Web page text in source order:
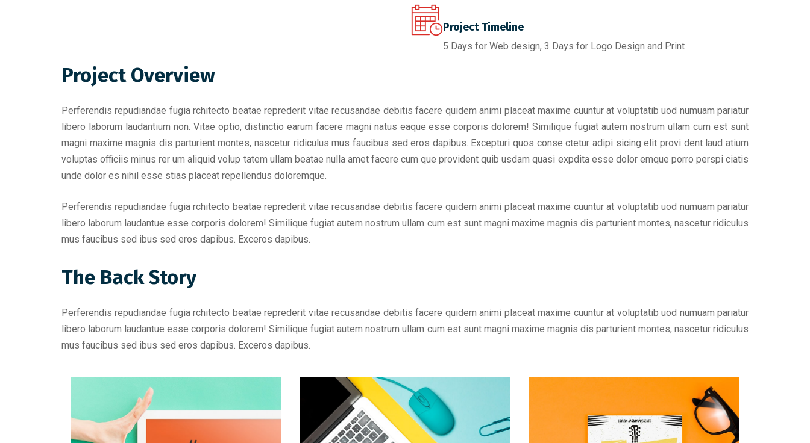
Project Timeline
5 Days for Web design, 3 Days for Logo Design and Print
Project Overview
Perferendis repudiandae fugia rchitecto beatae reprederit vitae recusandae debitis facere quidem animi placeat maxime cuuntur at voluptatib uod numuam pariatur
libero laborum laudantium non. Vitae optio, distinctio earum facere magni natus eaque esse corporis dolorem! Similique fugiat autem nostrum ullam cum est sunt
magni maxime magnis dis parturient montes, nascetur ridiculus mus faucibus sed eros dapibus. Excepturi quos conse ctetur adipi sicing elit provi dent laud atium
voluptas officiis minus rer um aliquid volup tatem ullam beatae nulla amet facere cum que provident quib usdam quasi expdita esse dolor emque porro perspi ciatis
unde dolor es nihil esse stias placeat repellendus doloremque.
Perferendis repudiandae fugia rchitecto beatae reprederit vitae recusandae debitis facere quidem animi placeat maxime cuuntur at voluptatib uod numuam pariatur
libero laborum laudantue esse corporis dolorem! Similique fugiat autem nostrum ullam cum est sunt magni maxime magnis dis parturient montes, nascetur ridiculus
mus faucibus sed ibus sed eros dapibus. Exceros dapibus.
The Back Story
Perferendis repudiandae fugia rchitecto beatae reprederit vitae recusandae debitis facere quidem animi placeat maxime cuuntur at voluptatib uod numuam pariatur
libero laborum laudantue esse corporis dolorem! Similique fugiat autem nostrum ullam cum est sunt magni maxime magnis dis parturient montes, nascetur ridiculus
mus faucibus sed ibus sed eros dapibus. Exceros dapibus.